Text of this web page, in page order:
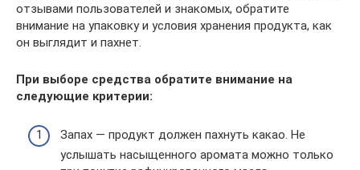
отзывами пользователей и знакомых, обратите
внимание на упаковку и условия хранения продукта, как
он выглядит и пахнет.
При выборе средства обратите внимание на
следующие критерии:
Запах — продукт должен пахнуть какао. Не
услышать насыщенного аромата можно только